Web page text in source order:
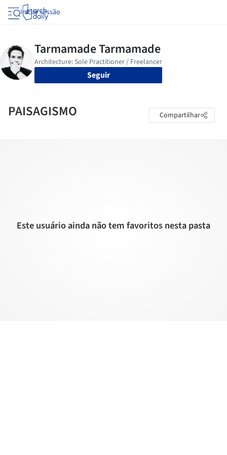
Iniciar sessão
Seguir
PAISAGISMO Compartilhar
Este usuário ainda não tem favoritos nesta pasta